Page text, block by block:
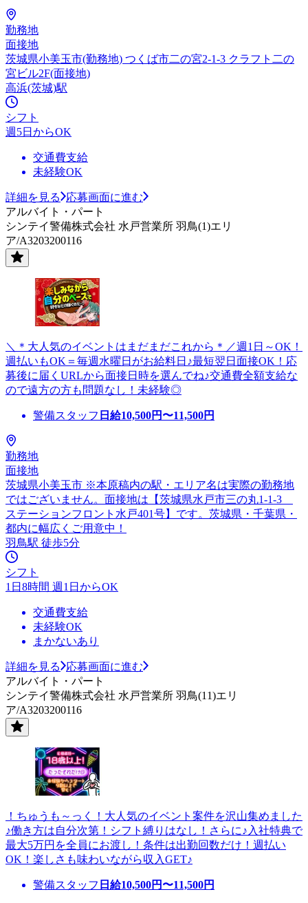
勤務地
面接地
茨城県小美玉市(勤務地) つくば市二の宮2-1-3 クラフト二の
宮ビル2F(面接地)
高浜(茨城)駅
シフト
週5日からOK
交通費支給
未経験OK
詳細を見る
応募画面に進む
アルバイト・パート
シンテイ警備株式会社 水戸営業所 羽鳥(1)エリ
ア/A3203200116
＼＊大人気のイベントはまだまだこれから＊／週1日～OK！
週払いもOK＝毎週水曜日がお給料日♪最短翌日面接OK！応
募後に届くURLから面接日時を選んでね♪交通費全額支給な
ので遠方の方も問題なし！未経験◎
警備スタッフ 日給10,500円〜11,500円
勤務地
面接地
茨城県小美玉市 ※本原稿内の駅・エリア名は実際の勤務地
ではございません。面接地は【茨城県水戸市三の丸1-1-3
ステーションフロント水戸401号】です。茨城県・千葉県・
都内に幅広くご用意中！
羽鳥駅 徒歩5分
シフト
1日8時間 週1日からOK
交通費支給
未経験OK
まかないあり
詳細を見る
応募画面に進む
アルバイト・パート
シンテイ警備株式会社 水戸営業所 羽鳥(11)エリ
ア/A3203200116
！ちゅうも～っく！大人気のイベント案件を沢山集めました
♪働き方は自分次第！シフト縛りはなし！さらに♪入社特典で
最大5万円を全員にお渡し！条件は出勤回数だけ！週払い
OK！楽しさも味わいながら収入GET♪
警備スタッフ 日給10,500円〜11,500円